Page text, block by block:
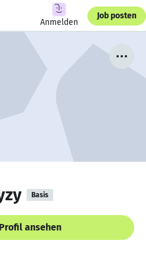
Anmelden
Job posten
Basis
ansehen